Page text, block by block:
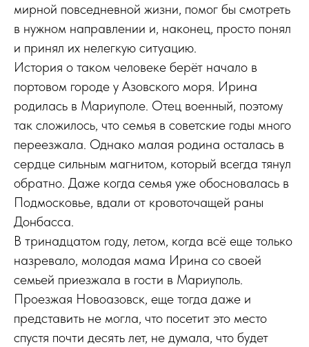
мирной повседневной жизни, помог бы смотреть
в нужном направлении и, наконец, просто понял
и принял их нелегкую ситуацию.
История о таком человеке берёт начало в
портовом городе у Азовского моря. Ирина
родилась в Мариуполе. Отец военный, поэтому
так сложилось, что семья в советские годы много
переезжала. Однако малая родина осталась в
сердце сильным магнитом, который всегда тянул
обратно. Даже когда семья уже обосновалась в
Подмосковье, вдали от кровоточащей раны
Донбасса.
В тринадцатом году, летом, когда всё еще только
назревало, молодая мама Ирина со своей
семьей приезжала в гости в Мариуполь.
Проезжая Новоазовск, еще тогда даже и
представить не могла, что посетит это место
спустя почти десять лет, не думала, что будет